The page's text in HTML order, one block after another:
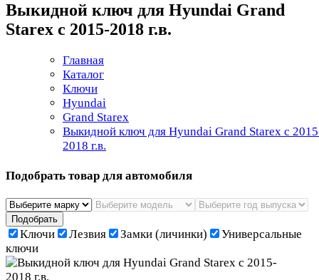
Выкидной ключ для Hyundai Grand
Starex с 2015-2018 г.в.
Главная
Каталог
Ключи
Hyundai
Grand Starex
Выкидной ключ для Hyundai Grand Starex с
2018 г.в.
Подобрать товар для автомобиля
Подобрать
Ключи Лезвия Замки (личинки)
Универсальные
ключи